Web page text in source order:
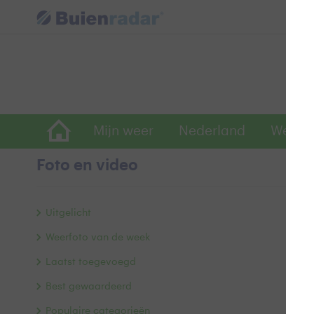
Mijn weer Nederland
Foto en video
Uitgelicht
Weerfoto van de week
Laatst toegevoegd
Best gewaardeerd
Populaire categorieën